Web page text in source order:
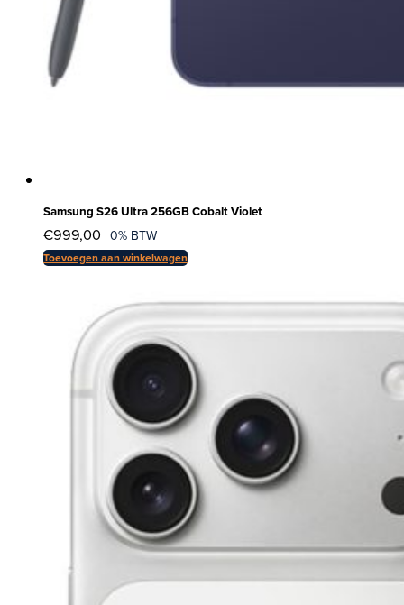
Samsung S26 Ultra 256GB Cobalt Violet
€999,00 0% BTW
Toevoegen aan winkelwagen